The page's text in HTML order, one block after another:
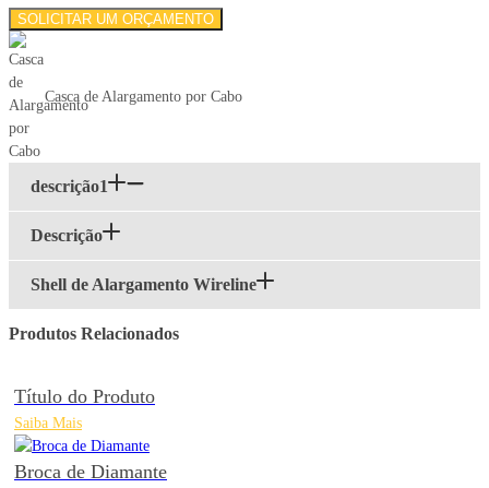
SOLICITAR UM ORÇAMENTO
Casca de Alargamento por Cabo
descrição1
Descrição
Shell de Alargamento Wireline
Produtos Relacionados
Título do Produto
Saiba Mais
Broca de Diamante